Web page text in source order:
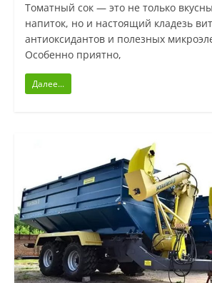
Томатный сок — это не только
напиток, но и настоящий кладезь
антиоксидантов и полезных
Особенно приятно,
Далее...